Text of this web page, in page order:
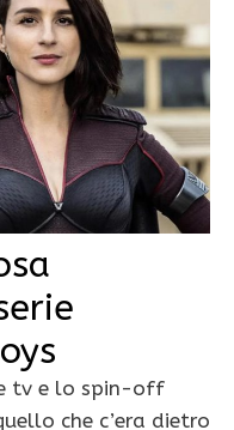
tv e lo spin-off
che c’era dietro